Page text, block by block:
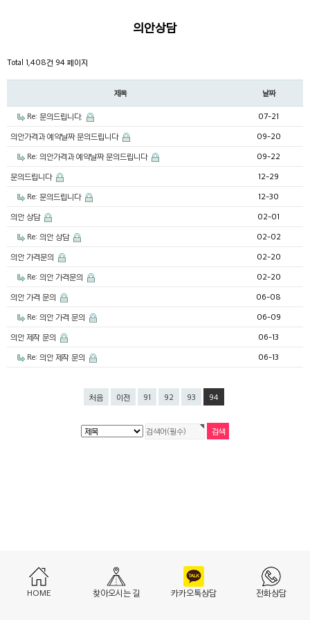
의안상담
Total 1,408건 94 페이지
제목 날짜
Re: 문의드립니다. 07-21
의안가격과 예약날짜 문의드립니다 09-20
Re: 의안가격과 예약날짜 문의드립니다 09-22
문의드립니다 12-29
Re: 문의드립니다 12-30
의안 상담 02-01
Re: 의안 상담 02-02
의안 가격문의 02-20
Re: 의안 가격문의 02-20
의안 가격 문의 06-08
Re: 의안 가격 문의 06-09
의안 제작 문의 06-13
Re: 의안 제작 문의 06-13
처음 이전 91 92 93 94
HOME 찾아오시는 길 카카오톡상담 전화상담